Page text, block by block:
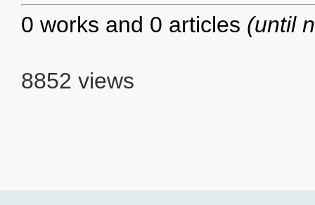
0 works and 0 articles (until
8852 views